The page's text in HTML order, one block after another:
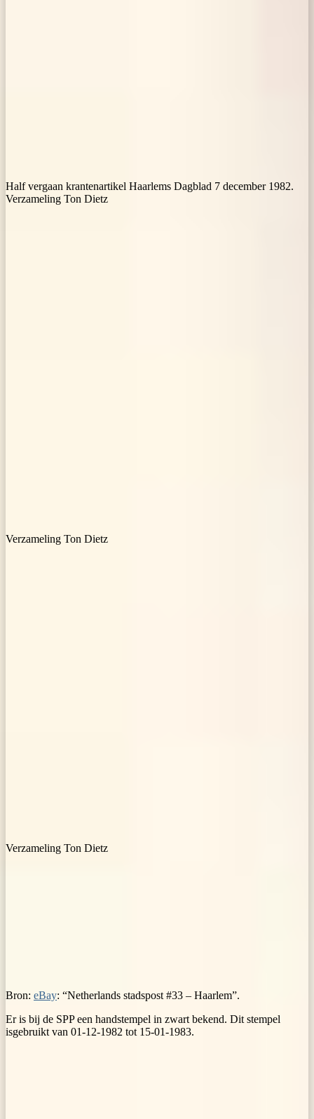
Half vergaan krantenartikel Haarlems Dagblad 7 december 1982.
Verzameling Ton Dietz
Verzameling Ton Dietz
Verzameling Ton Dietz
Bron: eBay: “Netherlands stadspost #33 – Haarlem”.
Er is bij de SPP een handstempel in zwart bekend. Dit stempel
isgebruikt van 01-12-1982 tot 15-01-1983.